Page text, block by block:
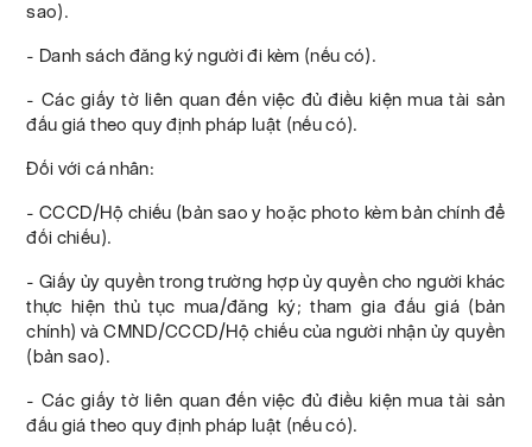
sao).
- Danh sách đăng ký người đi kèm (nếu có).
- Các giấy tờ liên quan đến việc đủ điều kiện mua tài sản
đấu giá theo quy định pháp luật (nếu có).
Đối với cá nhân:
- CCCD/Hộ chiếu (bản sao y hoặc photo kèm bản chính để
đối chiếu).
- Giấy ủy quyền trong trường hợp ủy quyền cho người khác
thực hiện thủ tục mua/đăng ký; tham gia đấu giá (bản
chính) và CMND/CCCD/Hộ chiếu của người nhận ủy quyền
(bản sao).
- Các giấy tờ liên quan đến việc đủ điều kiện mua tài sản
đấu giá theo quy định pháp luật (nếu có).